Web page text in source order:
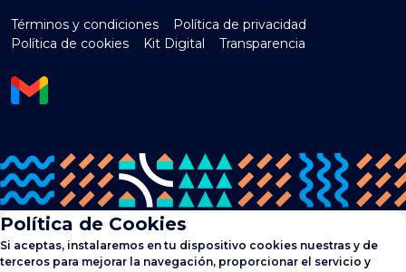
Términos y condiciones
Política de privacidad
Política de cookies
Kit Digital Transparencia
Política de Cookies
Si aceptas, instalaremos en tu dispositivo cookies nuestras y de
terceros para mejorar la navegación, proporcionar el servicio y